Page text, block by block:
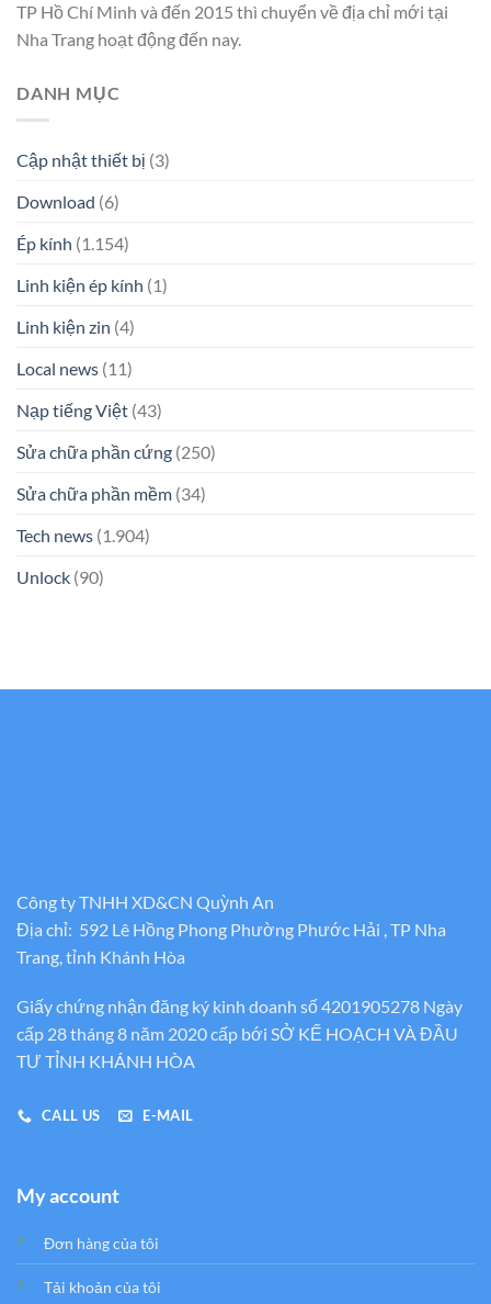
TP Hồ Chí Minh và đến 2015 thì chuyển về địa chỉ mới tại
Nha Trang hoạt động đến nay.
DANH MỤC
Cập nhật thiết bị (3)
Download (6)
Ép kính (1.154)
Linh kiện ép kính (1)
Linh kiện zin (4)
Local news (11)
Nạp tiếng Việt (43)
Sửa chữa phần cứng (250)
Sửa chữa phần mềm (34)
Tech news (1.904)
Unlock (90)
Công ty TNHH XD&CN Quỳnh An
Địa chỉ: 592 Lê Hồng Phong Phường Phước Hải , TP Nha
Trang, tỉnh Khánh Hòa
Giấy chứng nhận đăng ký kinh doanh số 4201905278 Ngày
cấp 28 tháng 8 năm 2020 cấp bới SỞ KẾ HOẠCH VÀ ĐẦU
TƯ TỈNH KHÁNH HÒA
CALL US E-MAIL
My account
Đơn hàng của tôi
Tải khoản của tôi